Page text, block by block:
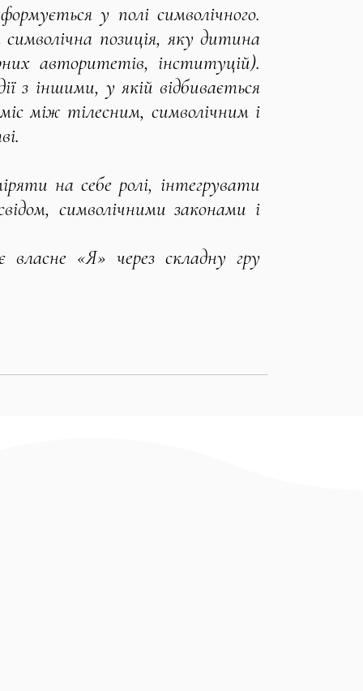
у полі символічного.
позиція, яку дитина
авторитетів, інституцій).
з іншими, у якій відбивається
між тілесним, символічним і
на себе ролі, інтегрувати
символічними законами і
«Я» через складну гру